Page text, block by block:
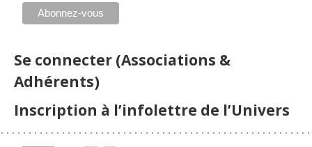
Se connecter (Associations &
Adhérents)
Inscription à l’infolettre de l’Univers